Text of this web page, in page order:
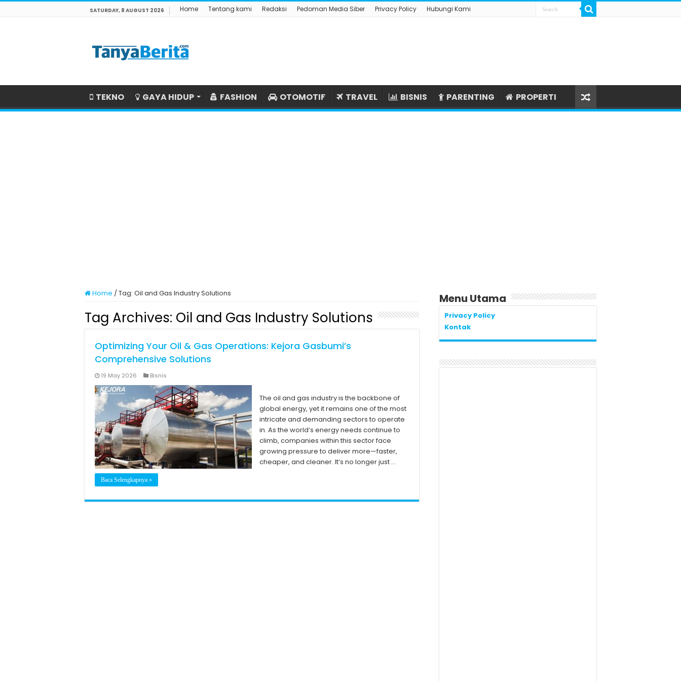
SATURDAY, 8 AUGUST 2026 Home Tentang kami Redaksi Pedoman Media Siber Privacy Policy Hubungi Kami
TEKNO GAYA HIDUP FASHION OTOMOTIF TRAVEL BISNIS PARENTING PROPERTI
Home /Tag: Oil and Gas Industry Solutions
Tag Archives: Oil and Gas Industry Solutions
Optimizing Your Oil & Gas Operations: Kejora Gasbumi’s
Comprehensive Solutions
19 May 2026 Bisnis
The oil and gas industry is the backbone of
global energy, yet it remains one of the most
intricate and demanding sectors to operate
in. As the world’s energy needs continue to
climb, companies within this sector face
growing pressure to deliver more—faster,
cheaper, and cleaner. It’s no longer just …
Baca Selengkapnya »
Menu Utama
Privacy Policy
Kontak